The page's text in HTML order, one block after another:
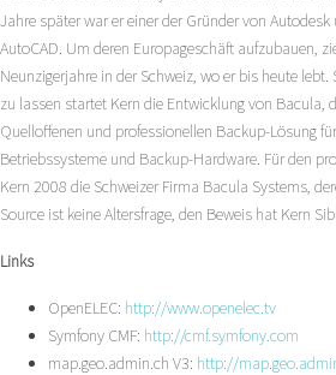
Jahre später war er einer der Gründer von
AutoCAD. Um deren Europageschäft aufzubauen,
Neunzigerjahre in der Schweiz, wo er bis heute
zu lassen startet Kern die Entwicklung von Bacula,
Quelloffenen und professionellen Backup-Lösung
Betriebssysteme und Backup-Hardware. Für den
Kern 2008 die Schweizer Firma Bacula Systems,
Source ist keine Altersfrage, den Beweis hat Kern
Links
OpenELEC: http://www.openelec.tv
Symfony CMF: http://cmf.symfony.com
map.geo.admin.ch V3: http://